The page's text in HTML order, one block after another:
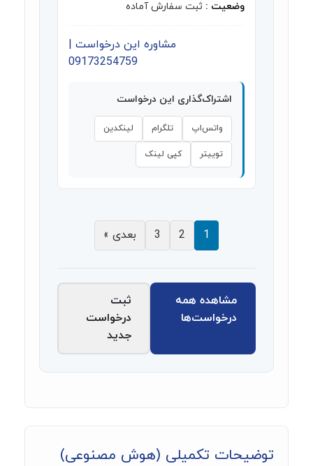
وضعیت : ثبت سفارش آماده
مشاوره این درخواست |
09173254759
اشتراک‌گذاری این درخواست
واتس‌اپ تلگرام لینکدین
توییتر کپی لینک
1
2
3 بعدی »
مشاهده همه
درخواست‌ها
ثبت
درخواست
جدید
توضیحات تکمیلی (هوش مصنوعی)